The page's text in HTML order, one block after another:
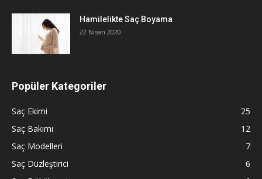
Hamilelikte Saç Boyama
22 Nisan 2020
Popüler Kategoriler
Saç Ekimi
25
Saç Bakımı
12
Saç Modelleri
7
Saç Düzleştirici
6